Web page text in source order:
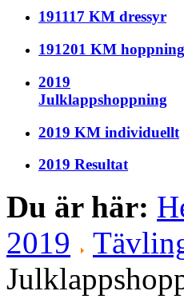
191117 KM dressyr
191201 KM hoppning
2019
Julklappshoppning
2019 KM individuellt
2019 Resultat
Du är här:
2019